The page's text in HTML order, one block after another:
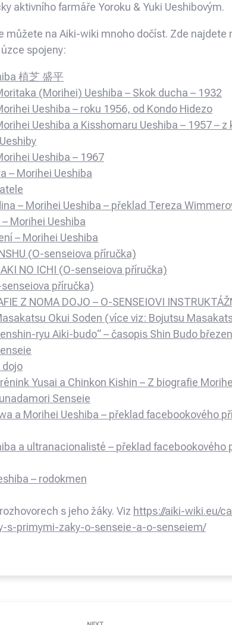
aktivního farmáře Yoroku & Yuki Ueshibovým.
můžete na Aiki-wiki mnoho dočíst. Zde najdete
spojeny:
植芝 盛平
(Morihei) Ueshiba – Skok ducha – 1932
Ueshiba – roku 1956, od Kondo Hidezo
Ueshiba a Kisshomaru Ueshiba – 1957 – z
Ueshiba – 1967
– Morihei Ueshiba
– Morihei Ueshiba – překlad Tereza
Morihei Ueshiba
– Morihei Ueshiba
(O-senseiova příručka)
NO ICHI (O-senseiova příručka)
senseiova příručka)
Z NOMA DOJO – O-SENSEIOVI
Okui Soden (více viz: Bojutsu
ryu Aiki-budo“ – časopis Shin Budo
dojo
Yusai a Chinkon Kishin – Z biografie
Senseie
a Morihei Ueshiba – překlad facebookového
a ultranacionalisté – překlad facebookového
– rodokmen
s jeho žáky. Viz https://aiki-wiki.eu/
s-primymi-zaky-o-senseie-a-o-senseiem/